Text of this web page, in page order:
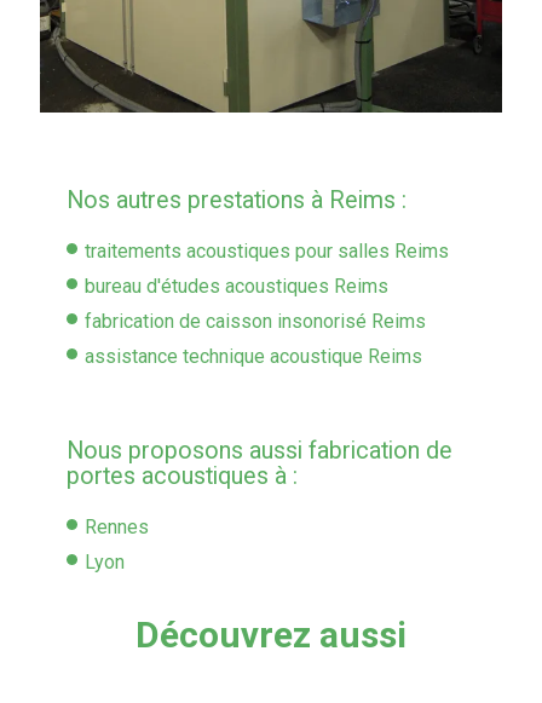
Nos autres prestations à Reims :
traitements acoustiques pour salles Reims
bureau d'études acoustiques Reims
fabrication de caisson insonorisé Reims
assistance technique acoustique Reims
Nous proposons aussi fabrication de
portes acoustiques à :
Rennes
Lyon
Découvrez aussi